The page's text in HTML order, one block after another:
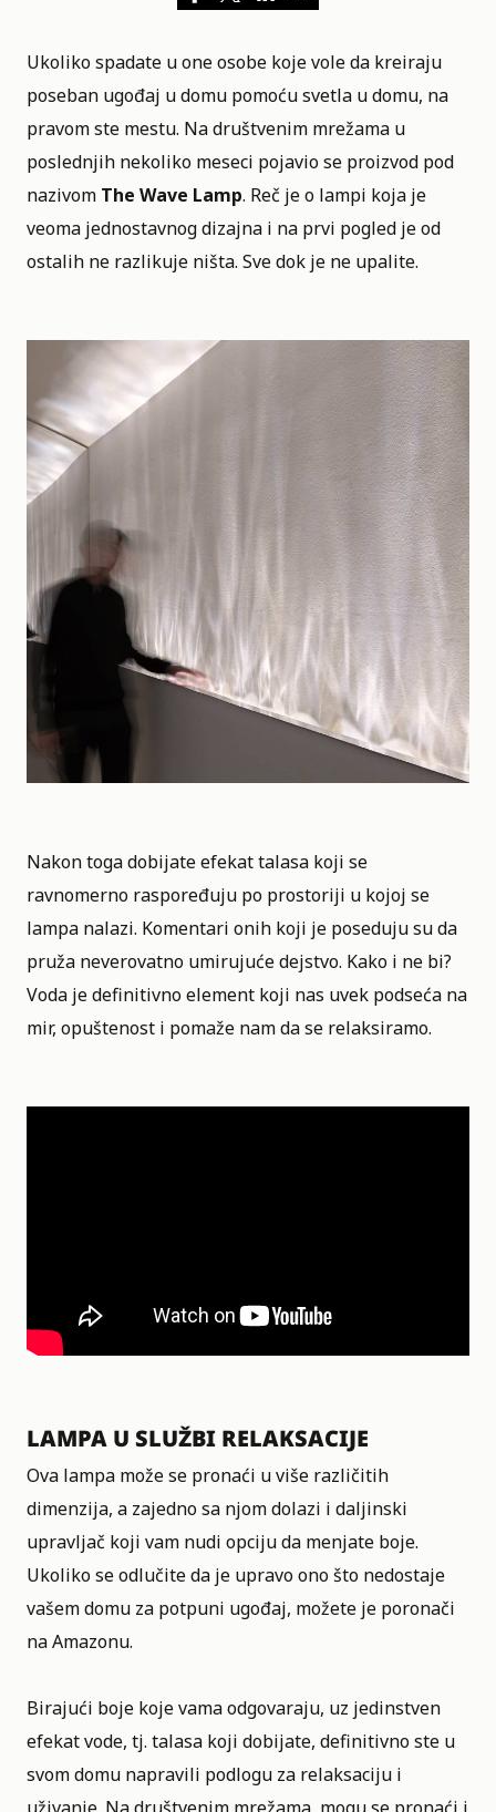
Ukoliko spadate u one osobe koje vole da kreiraju
poseban ugođaj u domu pomoću svetla u domu, na
pravom ste mestu. Na društvenim mrežama u
poslednjih nekoliko meseci pojavio se proizvod pod
nazivom The Wave Lamp. Reč je o lampi koja je
veoma jednostavnog dizajna i na prvi pogled je od
ostalih ne razlikuje ništa. Sve dok je ne upalite.
Nakon toga dobijate efekat talasa koji se
ravnomerno raspoređuju po prostoriji u kojoj se
lampa nalazi. Komentari onih koji je poseduju su da
pruža neverovatno umirujuće dejstvo. Kako i ne bi?
Voda je definitivno element koji nas uvek podseća na
mir, opuštenost i pomaže nam da se relaksiramo.
LAMPA U SLUŽBI RELAKSACIJE
Ova lampa može se pronaći u više različitih
dimenzija, a zajedno sa njom dolazi i daljinski
upravljač koji vam nudi opciju da menjate boje.
Ukoliko se odlučite da je upravo ono što nedostaje
vašem domu za potpuni ugođaj, možete je poronači
naAmazonu.
Birajući boje koje vama odgovaraju, uz jedinstven
efekat vode, tj. talasa koji dobijate, definitivno ste u
svom domu napravili podlogu za relaksaciju i